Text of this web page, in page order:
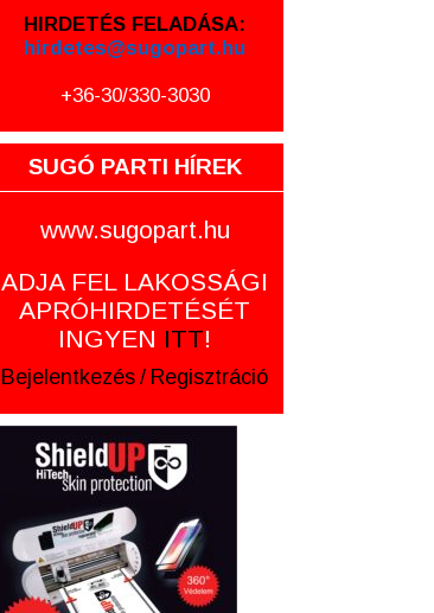
HIRDETÉS FELADÁSA:
hirdetes@sugopart.hu
+36-30/330-3030
SUGÓ PARTI HÍREK
www.sugopart.hu
ADJA FEL LAKOSSÁGI
APRÓHIRDETÉSÉT
INGYEN ITT!
Bejelentkezés / Regisztráció